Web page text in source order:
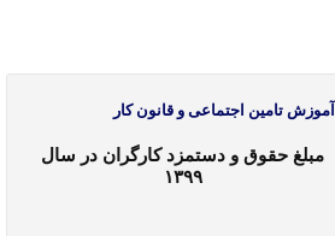
آموزش تامین اجتماعی و قانون کار
مبلغ حقوق و دستمزد کارگران در سال
۱۳۹۹